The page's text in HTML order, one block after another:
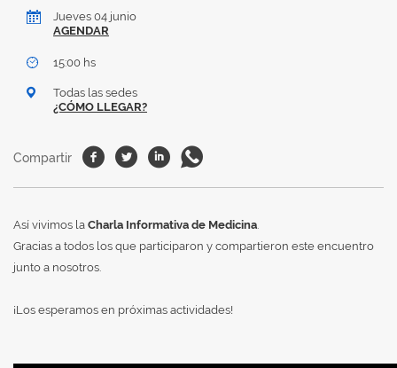
Jueves 04 junio
AGENDAR
15:00 hs
Todas las sedes
¿CÓMO LLEGAR?
Compartir Facebook
TwitterLinkedin
Whatsapp
Así vivimos la Charla Informativa de Medicina.
Gracias a todos los que participaron y compartieron este encuentro
junto a nosotros.
¡Los esperamos en próximas actividades!